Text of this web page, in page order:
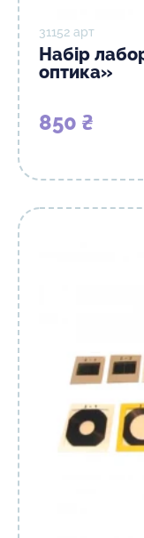
31152 арт
Набір
оптика»
850 ₴